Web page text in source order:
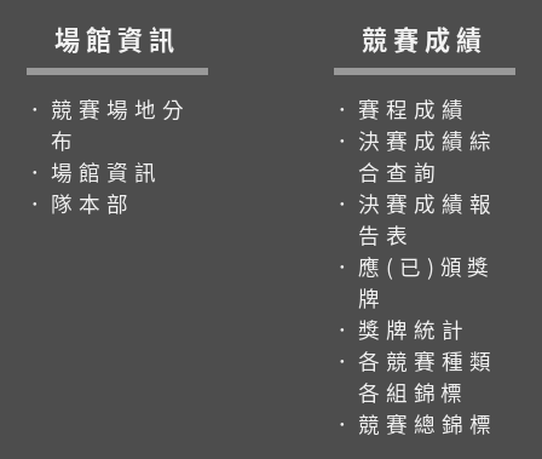
場館資訊
．競賽場地分
布
．場館資訊
．隊本部
競賽成績
．賽程成績
．決賽成績綜
合查詢
．決賽成績報
告表
．應(已)頒獎
牌
．獎牌統計
．各競賽種類
各組錦標
．競賽總錦標